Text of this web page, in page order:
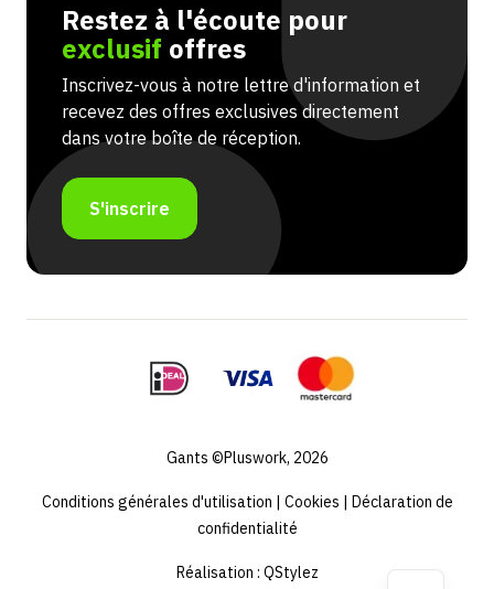
Restez à l'écoute pour
exclusif offres
Inscrivez-vous à notre lettre d'information et
recevez des offres exclusives directement
dans votre boîte de réception.
S'inscrire
Gants ©Pluswork, 2026
Conditions générales d'utilisation | Cookies | Déclaration de
confidentialité
Réalisation : QStylez